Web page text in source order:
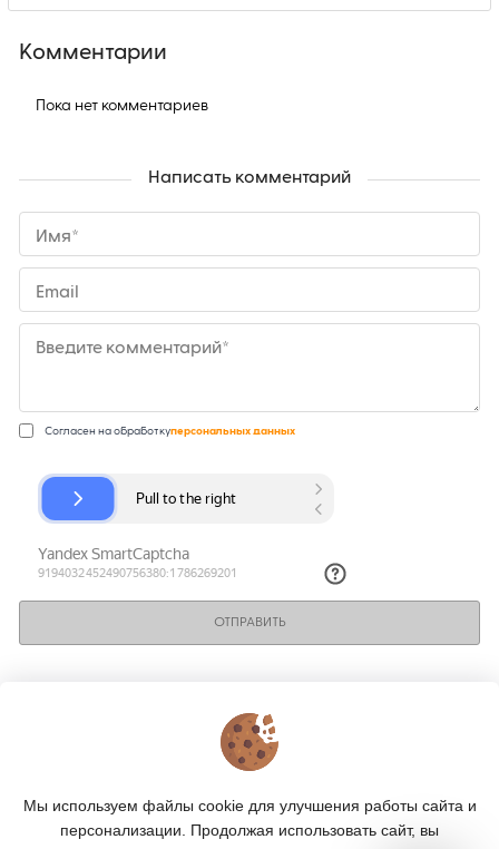
Комментарии
Пока нет комментариев
Написать комментарий
Имя*
Email
Введите комментарий*
Согласен на обработкуперсональных данных
ОТПРАВИТЬ
КАТАЛОГ
Мы используем файлы cookie для улучшения работы сайта и
персонализации. Продолжая использовать сайт, вы